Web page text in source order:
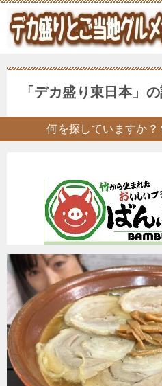
「デカ盛り東日本」
何を探していますか